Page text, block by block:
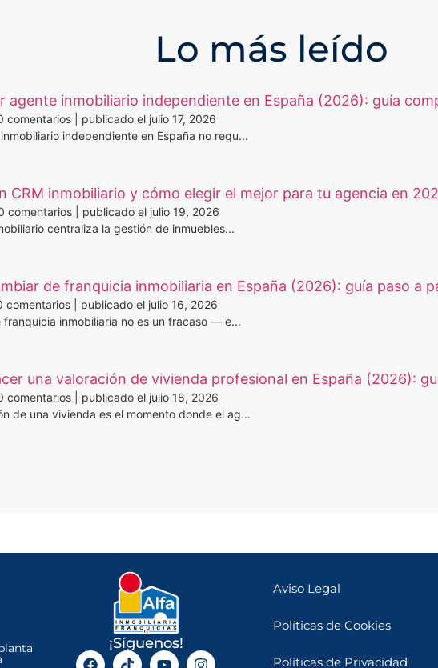
Lo más leído
agente inmobiliario independiente en España (2026): guía
comentarios
publicado el julio 17, 2026
independiente en España no requ...
CRM inmobiliario y cómo elegir el mejor para tu agencia en
comentarios
publicado el julio 19, 2026
centraliza la gestión de inmuebles...
de franquicia inmobiliaria en España (2026): guía paso a
comentarios
publicado el julio 16, 2026
franquicia inmobiliaria no es un fracaso — e...
una valoración de vivienda profesional en España (2026):
comentarios
publicado el julio 18, 2026
de una vivienda es el momento donde el ag...
¡Síguenos!
Aviso Legal
Políticas de Cookies
Políticas de Privacidad